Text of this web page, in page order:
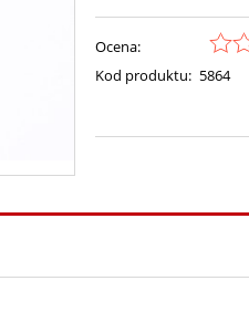
Ocena:
Kod produktu: 5864